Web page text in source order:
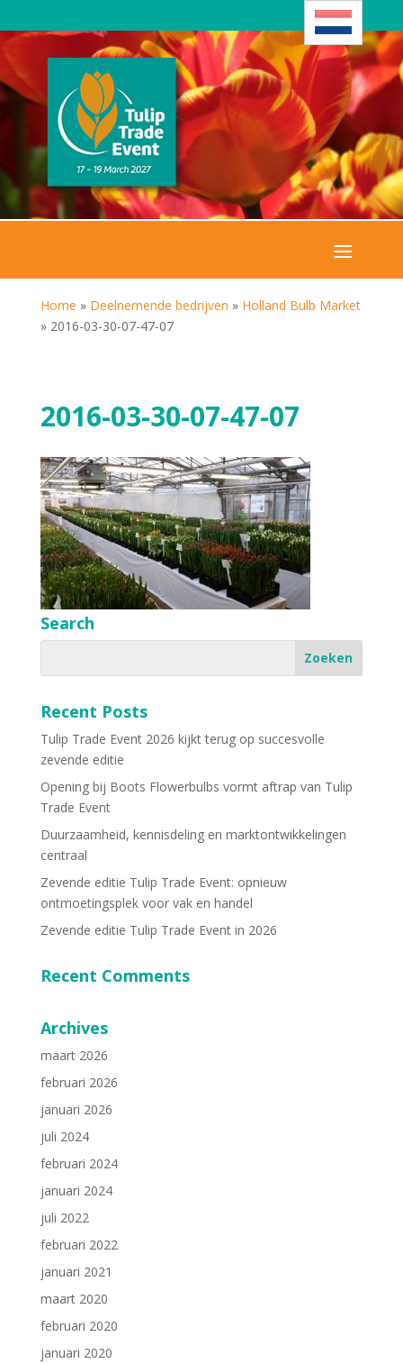
Home » Deelnemende bedrijven » Holland Bulb Market
» 2016-03-30-07-47-07
2016-03-30-07-47-07
Search
Recent Posts
Tulip Trade Event 2026 kijkt terug op succesvolle
zevende editie
Opening bij Boots Flowerbulbs vormt aftrap van Tulip
Trade Event
Duurzaamheid, kennisdeling en marktontwikkelingen
centraal
Zevende editie Tulip Trade Event: opnieuw
ontmoetingsplek voor vak en handel
Zevende editie Tulip Trade Event in 2026
Recent Comments
Archives
maart 2026
februari 2026
januari 2026
juli 2024
februari 2024
januari 2024
juli 2022
februari 2022
januari 2021
maart 2020
februari 2020
januari 2020